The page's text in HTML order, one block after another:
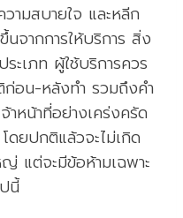
สบายใจ และหลีก
จากการให้บริการ สิ่ง
ะเภท ผู้ใช้บริการควร
อน-หลังทำ รวมถึงคำ
หน้าที่อย่างเคร่งครัด
ดยปกติแล้วจะไม่เกิด
แต่จะมีข้อห้ามเฉพาะ
นี้